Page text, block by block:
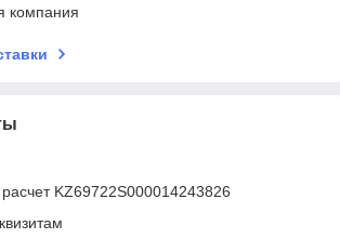
компания
KZ69722S000014243826